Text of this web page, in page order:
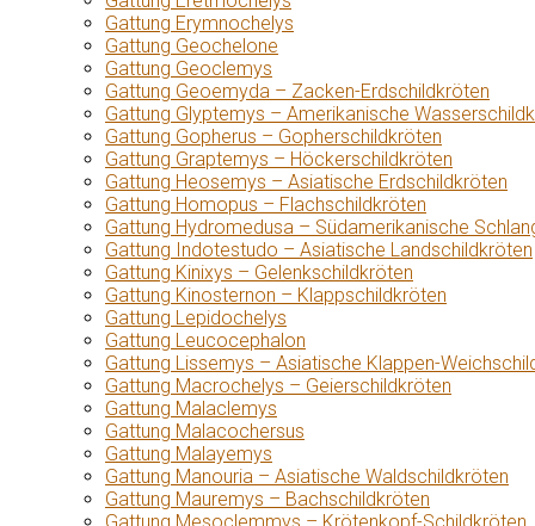
Gattung Erymnochelys
Gattung Geochelone
Gattung Geoclemys
Gattung Geoemyda – Zacken-Erdschildkröten
Gattung Glyptemys – Amerikanische
Gattung Gopherus – Gopherschildkröten
Gattung Graptemys – Höckerschildkröten
Gattung Heosemys – Asiatische Erdschildkröten
Gattung Homopus – Flachschildkröten
Gattung Hydromedusa – Südamerikanische
Gattung Indotestudo – Asiatische Landschildkröten
Gattung Kinixys – Gelenkschildkröten
Gattung Kinosternon – Klappschildkröten
Gattung Lepidochelys
Gattung Leucocephalon
Gattung Lissemys – Asiatische Klappen-
Gattung Macrochelys – Geierschildkröten
Gattung Malaclemys
Gattung Malacochersus
Gattung Malayemys
Gattung Manouria – Asiatische Waldschildkröten
Gattung Mauremys – Bachschildkröten